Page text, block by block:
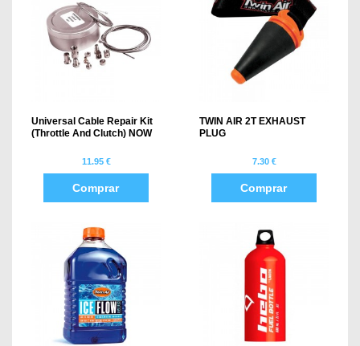
Universal Cable Repair Kit
(throttle And Clutch) NOW
11.95 €
Comprar
TWIN AIR 2T EXHAUST
PLUG
7.30 €
Comprar